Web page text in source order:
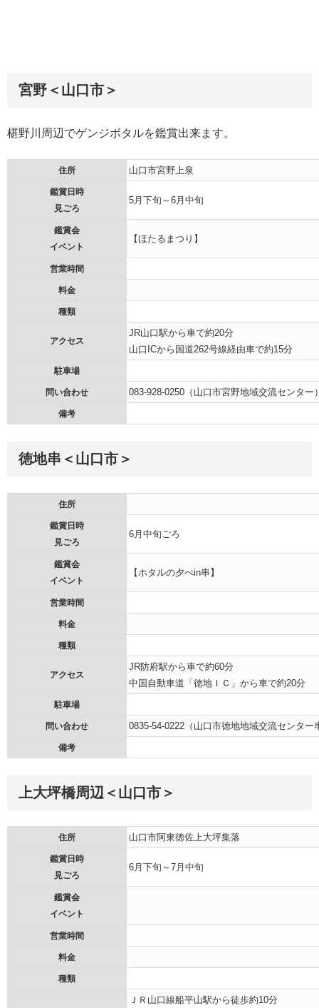
宮野＜山口市＞
椹野川周辺でゲンジボタルを鑑賞出来ます。
住所 山口市宮野上泉
鑑賞日時
見ごろ
5月下旬～6月中旬
鑑賞会
イベント
【ほたるまつり】
営業時間
料金
種類
アクセス
JR山口駅から車で約20分
山口ICから国道262号線経由車で約15分
駐車場
問い合わせ 083-928-0250（山口市宮野地域交流センター
備考
徳地串＜山口市＞
住所
鑑賞日時
見ごろ
6月中旬ごろ
鑑賞会
イベント
【ホタルの夕べin串】
営業時間
料金
種類
アクセス
JR防府駅から車で約60分
中国自動車道「徳地ＩＣ」から車で約20分
駐車場
問い合わせ 0835-54-0222（山口市徳地地域交流センター
備考
上大坪橋周辺＜山口市＞
住所 山口市阿東徳佐上大坪集落
鑑賞日時
見ごろ
6月下旬～7月中旬
鑑賞会
イベント
営業時間
料金
種類
ＪＲ山口線船平山駅から徒歩約10分